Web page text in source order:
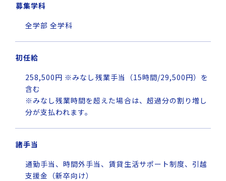
募集学科
全学部 全学科
初任給
258,500円 ※みなし残業手当（15時間/29,500円）を
含む
※みなし残業時間を超えた場合は、超過分の割り増し
分が支払われます。
諸手当
通勤手当、時間外手当、賃貸生活サポート制度、引越
支援金（新卒向け）